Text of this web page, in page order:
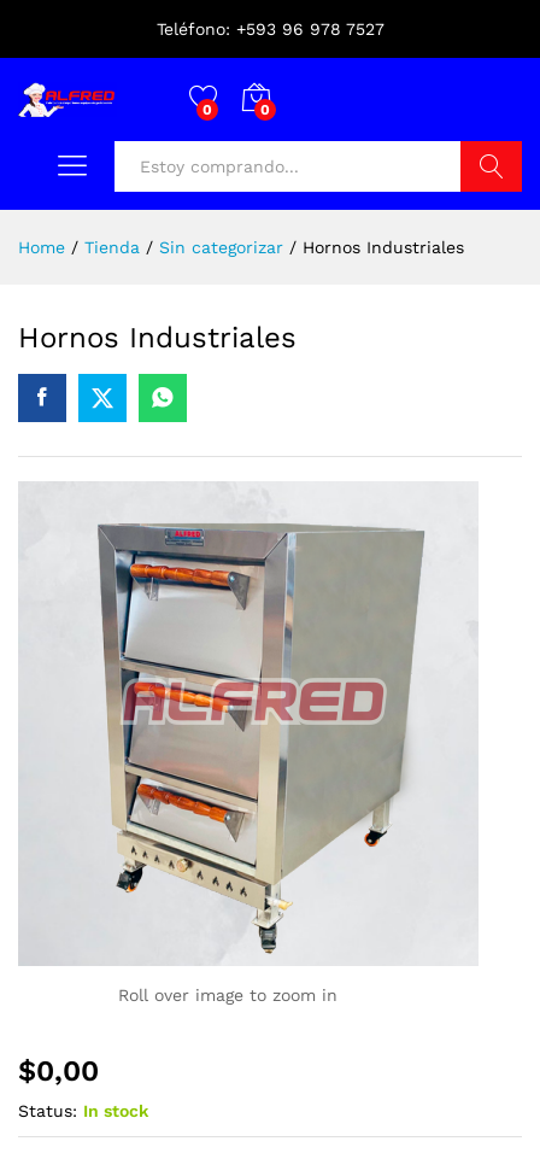
Teléfono: +593 96 978 7527
0 0
Home / Tienda / Sin categorizar / Hornos Industriales
Hornos Industriales
Roll over image to zoom in
$0,00
Status: In stock